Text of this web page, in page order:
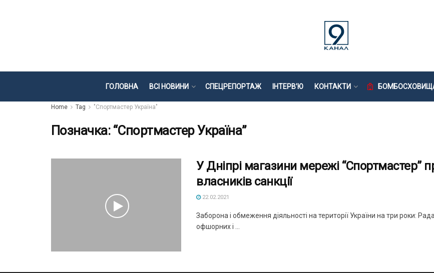
ГОЛОВНА ВСІ НОВИНИ СПЕЦРЕПОРТАЖ ІНТЕРВ’Ю КОНТАКТИ БОМБОСХОВИЩА
Home Tag "Спортмастер Україна"
Позначка: “Спортмастер Україна”
У Дніпрі магазини мережі “Спортмастер”
власників санкції
22.02.2021
Заборона і обмеження діяльності на території України на три роки:
офшорних і ...